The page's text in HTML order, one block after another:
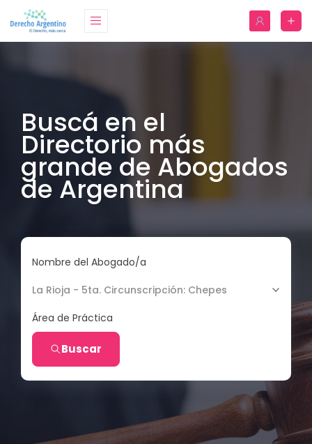
Buscá en el
Directorio más
grande de Abogados
de Argentina
Nombre del Abogado/a
La Rioja - 5ta. Circunscripción: Chepes
Área de Práctica
Buscar